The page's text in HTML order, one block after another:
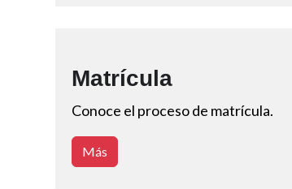
Matrícula
Conoce el proceso de matrícula.
Más